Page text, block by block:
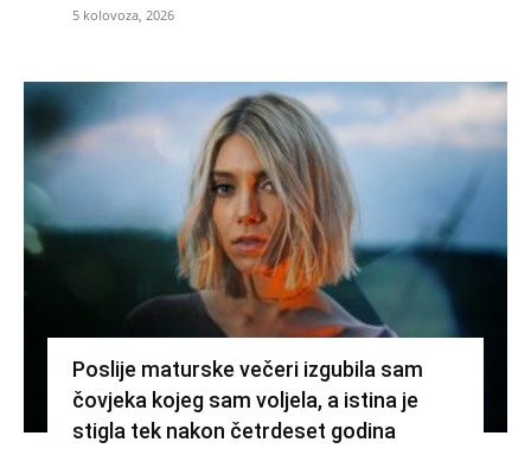
5 kolovoza, 2026
Poslije maturske večeri izgubila sam
čovjeka kojeg sam voljela, a istina je
stigla tek nakon četrdeset godina